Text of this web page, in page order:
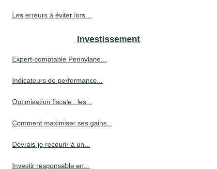
Les erreurs à éviter lors...
Investissement
Expert-comptable Pennylane...
Indicateurs de performance...
Optimisation fiscale : les...
Comment maximiser ses gains...
Devrais-je recourir à un...
Investir responsable en...